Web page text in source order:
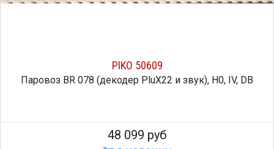
(декодер PluX22 и звук), H0, IV, DB
Цифровой